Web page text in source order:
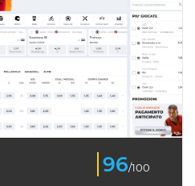
96/100